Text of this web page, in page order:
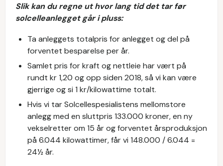
Slik kan du regne ut hvor lang tid det tar før
solcelleanlegget går i pluss:
Ta anleggets totalpris for anlegget og del på
forventet besparelse per år.
Samlet pris for kraft og nettleie har vært på
rundt kr 1,20 og opp siden 2018, så vi kan være
gjerrige og si 1 kr/kilowattime totalt.
Hvis vi tar Solcellespesialistens mellomstore
anlegg med en sluttpris 133.000 kroner, en ny
vekselretter om 15 år og forventet årsproduksjon
på 6.044 kilowattimer, får vi 148.000 ∕ 6.044 =
24½ år.